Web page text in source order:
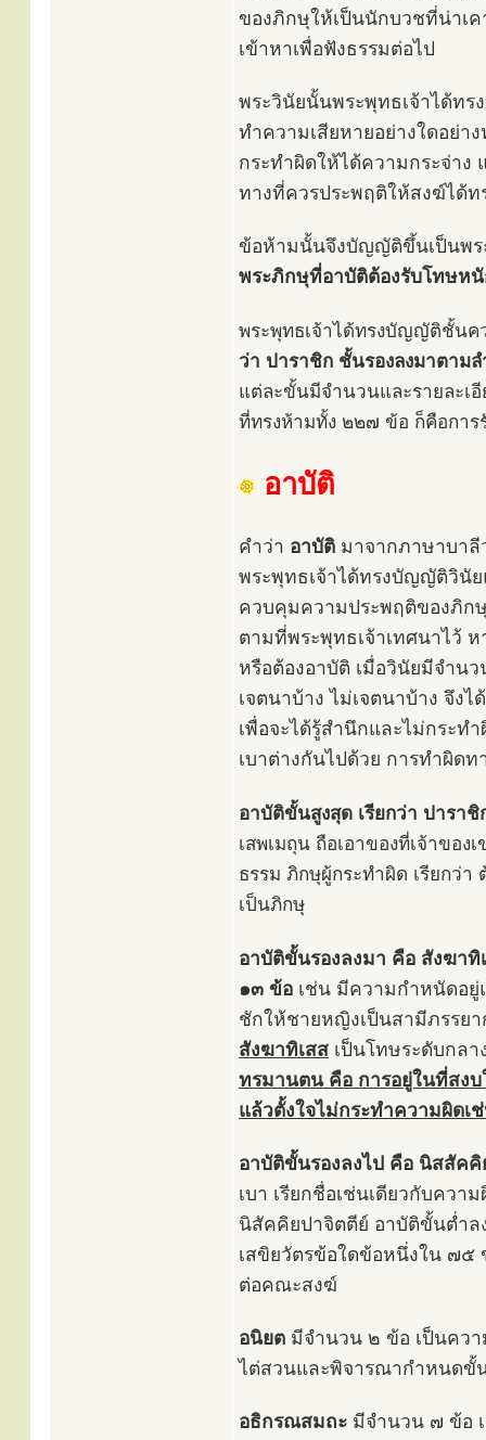
ของภิกษุให้เป็นนักบวชที่น่าเ
เข้าหาเพื่อฟังธรรมต่อไป
พระวินัยนั้นพระพุทธเจ้าได้ท
ทำความเสียหายอย่างใดอย่า
กระทำผิดให้ได้ความกระจ่า
ทางที่ควรประพฤติให้สงฆ์ได้ท
ข้อห้ามนั้นจึงบัญญัติขึ้นเป็นพ
พระภิกษุที่อาบัติต้องรับโทษห
พระพุทธเจ้าได้ทรงบัญญัติชั้น
ว่า ปาราชิก ชั้นรองลงมาตาม
แต่ละขั้นมีจำนวนและรายละเ
ที่ทรงห้ามทั้ง ๒๒๗ ข้อ ก็คือการ
อาบัติ
คำว่า อาบัติ มาจากภาษาบา
พระพุทธเจ้าได้ทรงบัญญัติวินั
ควบคุมความประพฤติของภิก
ตามที่พระพุทธเจ้าเทศนาไว้
หรือต้องอาบัติ เมื่อวินัยมีจำน
เจตนาบ้าง ไม่เจตนาบ้าง จึ
เพื่อจะได้รู้สำนึกและไม่กระ
เบาต่างกันไปด้วย การทำผิด
อาบัติขั้นสูงสุด เรียกว่า ปาราชิ
เสพเมถุน ถือเอาของที่เจ้าขอ
ธรรม ภิกษุผู้กระทำผิด เรียกว่
เป็นภิกษุ
อาบัติขั้นรองลงมา คือ สังฆาทิ
๑๓ ข้อ เช่น มีความกำหนัดอ
ชักให้ชายหญิงเป็นสามีภรรย
สังฆาทิเสส เป็นโทษระดับกล
ทรมานตน คือ การอยู่ในที่สง
แล้วตั้งใจไม่กระทำความผิดเ
อาบัติขั้นรองลงไป คือ นิสสัค
เบา เรียกชื่อเช่นเดียวกับคว
นิสัคคิยปาจิตตีย์ อาบัติขั้นต่ำล
เสขิยวัตรข้อใดข้อหนึ่งใน ๗๕
ต่อคณะสงฆ์
อนิยต มีจำนวน ๒ ข้อ เป็นควา
ไต่สวนและพิจารณากำหนดขั้
อธิกรณสมถะ มีจำนวน ๗ ข้อ